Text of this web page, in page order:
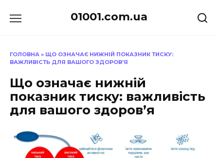
до
01001.com.ua
ГОЛОВНА » ЩО ОЗНАЧАЄ НИЖНІЙ ПОКАЗНИК ТИСКУ:
ВАЖЛИВІСТЬ ДЛЯ ВАШОГО ЗДОРОВ’Я
Що означає нижній
показник тиску: важливість
для вашого здоров’я